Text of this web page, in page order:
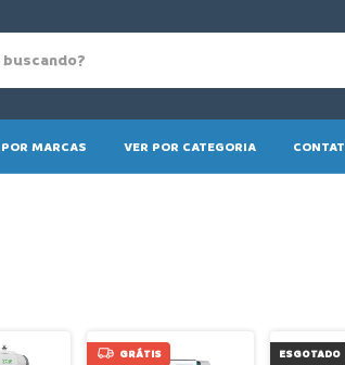
MARCAS VER POR CATEGORIA
GRÁTIS
ESGOTADO